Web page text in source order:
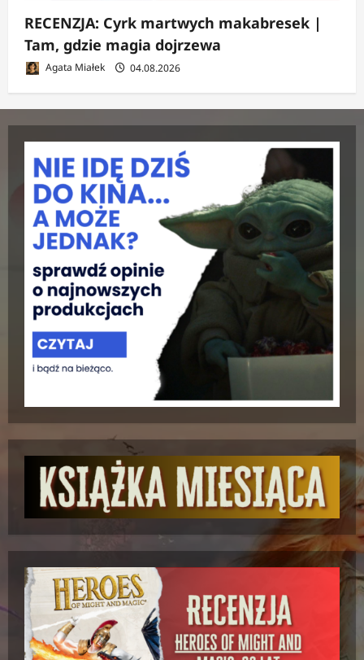
RECENZJA: Cyrk martwych makabresek |
Tam, gdzie magia dojrzewa
Agata Miałek 04.08.2026